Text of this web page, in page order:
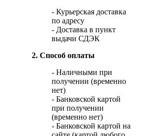
- Курьерская доставка
по адресу
- Доставка в пункт
выдачи СДЭК
2. Способ оплаты
- Наличными при
получении (временно
нет)
- Банковской картой
при получении
(временно нет)
- Банковской картой на